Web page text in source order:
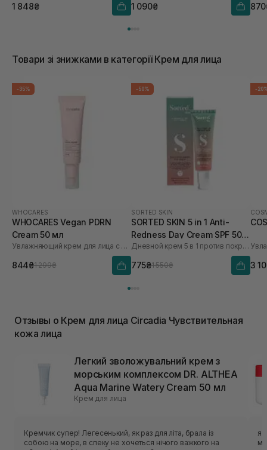
1 848₴ 1 090₴
Товари зі знижками в категорії Крем для лица
-35%
WHOCARES
WHOCARES Vegan PDRN
Cream 50 мл
Увлажняющий крем для лица с веганскими полинуклеотидами WHO CARES
844₴1 299₴
-50%
SORTED SKIN
SORTED SKIN 5 in 1 Anti-
Redness Day Cream SPF 50
30 мл
Дневной крем 5 в 1 против покраснения
775₴1 550₴
-
3
Отзывы о Крем для лица Circadia Чувствительная
кожа лица
Легкий зволожувальний крем з
морським комплексом DR. ALTHEA
Aqua Marine Watery Cream 50 мл
Крем для лица
Кремчик супер! Легесенький, як раз для літа, брала із
собою на море, в спеку не хочеться нічого важкого на
я